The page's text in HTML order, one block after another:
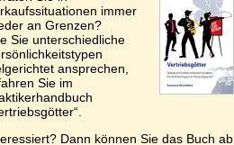
immer
an Grenzen?
Sie unterschiedliche
ansprechen,
Sie im
Dann können Sie das Buch ab